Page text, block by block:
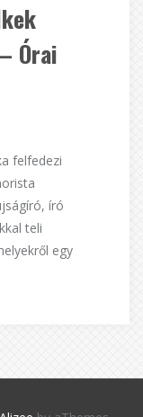
Órai
felfedezi
író
teli
egy